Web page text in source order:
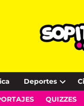
Deportes
Open
QUIZZES